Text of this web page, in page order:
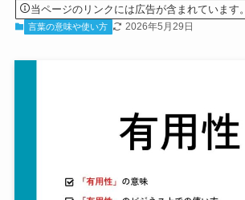
当ページのリンクには広告が含まれています。
言葉の意味や使い方 2026年5月29日